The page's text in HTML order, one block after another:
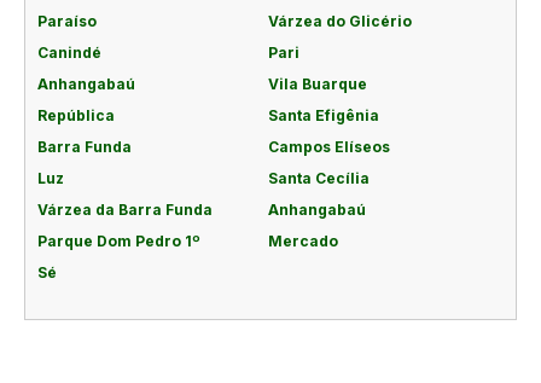
Paraíso
Várzea do Glicério
Canindé
Pari
Anhangabaú
Vila Buarque
República
Santa Efigênia
Barra Funda
Campos Elíseos
Luz
Santa Cecília
Várzea da Barra Funda
Anhangabaú
Parque Dom Pedro 1º
Mercado
Sé